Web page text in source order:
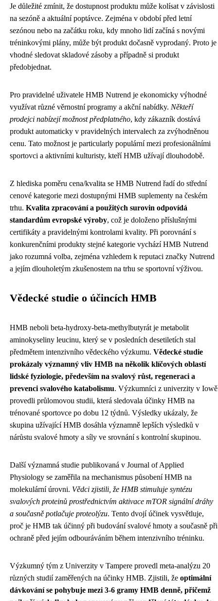
Je důležité zmínit, že dostupnost produktu může kolísat v závislosti
na sezóně a aktuální poptávce. Zejména v období před letní
sezónou nebo na začátku roku, kdy mnoho lidí začíná s novými
tréninkovými plány, může být produkt dočasně vyprodaný. Proto je
vhodné sledovat skladové zásoby a případně si produkt
předobjednat.
Pro pravidelné uživatele HMB Nutrend je ekonomicky výhodné
využívat různé věrnostní programy a akční nabídky. Někteří
prodejci nabízejí možnost předplatného, kdy zákazník dostává
produkt automaticky v pravidelných intervalech za zvýhodněnou
cenu. Tato možnost je particularly populární mezi profesionálními
sportovci a aktivními kulturisty, kteří HMB užívají dlouhodobě.
Z hlediska poměru cena/kvalita se HMB Nutrend řadí do střední
cenové kategorie mezi dostupnými HMB suplementy na českém
trhu. Kvalita zpracování a použitých surovin odpovídá
standardům evropské výroby, což je doloženo příslušnými
certifikáty a pravidelnými kontrolami kvality. Při porovnání s
konkurenčními produkty stejné kategorie vychází HMB Nutrend
jako rozumná volba, zejména vzhledem k reputaci značky Nutrend
a jejím dlouholetým zkušenostem na trhu se sportovní výživou.
Vědecké studie o účincích HMB
HMB neboli beta-hydroxy-beta-methylbutyrát je metabolit
aminokyseliny leucinu, který se v posledních desetiletích stal
předmětem intenzivního vědeckého výzkumu. Vědecké studie
prokázaly významný vliv HMB na několik klíčových oblastí
lidské fyziologie, především na svalový růst, regeneraci a
prevenci svalového katabolismu. Výzkumníci z univerzity v Iowě
provedli průlomovou studii, která sledovala účinky HMB na
trénované sportovce po dobu 12 týdnů. Výsledky ukázaly, že
skupina užívající HMB dosáhla významně lepších výsledků v
nárůstu svalové hmoty a síly ve srovnání s kontrolní skupinou.
Další významná studie publikovaná v Journal of Applied
Physiology se zaměřila na mechanismus působení HMB na
molekulární úrovni. Vědci zjistili, že HMB stimuluje syntézu
svalových proteinů prostřednictvím aktivace mTOR signální dráhy
a současně potlačuje proteolýzu. Tento dvojí účinek vysvětluje,
proč je HMB tak účinný při budování svalové hmoty a současně při
ochraně před jejím odbouráváním během intenzivního tréninku.
Výzkumný tým z Univerzity v Tampere provedl meta-analýzu 20
různých studií zaměřených na účinky HMB. Zjistili, že optimální
dávkování se pohybuje mezi 3-6 gramy HMB denně, přičemž